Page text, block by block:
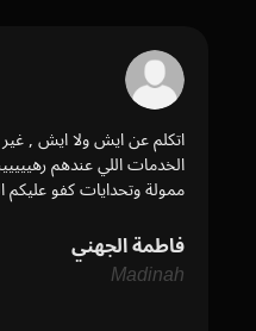
اتكلم عن ايش ولا ايش ,
الخدمات اللي عندهم
ممولة وتحدايات كفو عليكم
فاطمة الجهني
Madinah